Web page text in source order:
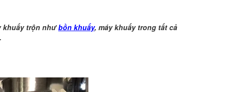
khuấy trộn nhưbồn khuấy, máy khuấy trong tất cả